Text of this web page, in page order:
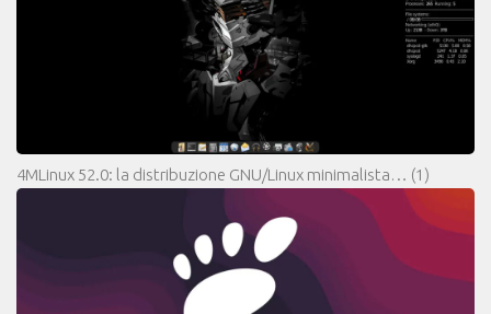
4MLinux 52.0: la distribuzione GNU/Linux minimalista… (1)